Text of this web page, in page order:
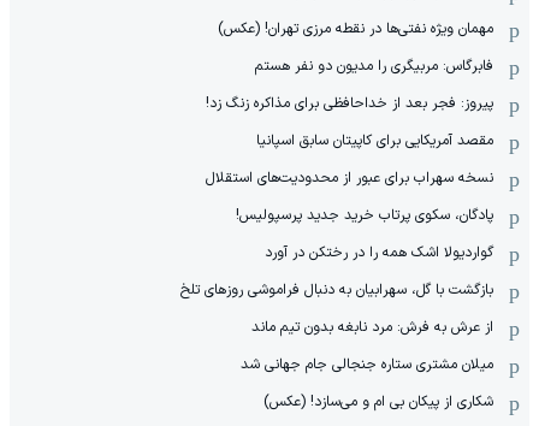
مهمان‌ ویژه نفتی‌ها در نقطه مرزی تهران! (عکس)
فابرگاس: مربیگری را مدیون دو نفر هستم
پیروز: فجر بعد از خداحافظی برای مذاکره زنگ زد!
مقصد آمریکایی برای کاپیتان سابق اسپانیا
نسخه سهراب برای عبور از محدودیت‌های استقلال
پادگان، سکوی پرتاب خرید جدید پرسپولیس!
گواردیولا اشک همه را در رختکن در آورد
بازگشت با گل، سهرابیان به دنبال فراموشی روزهای تلخ
از عرش به فرش: مرد نابغه‌ بدون تیم ماند
میلان مشتری ستاره جنجالی جام جهانی شد
شکاری از پیکان بی ام و می‌سازد! (عکس)